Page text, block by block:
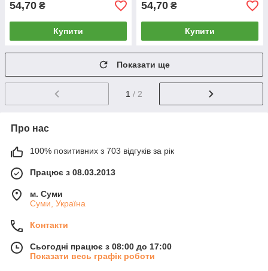
54,70 ₴
Купити
54,70 ₴
Купити
Показати ще
1 / 2
Про нас
100% позитивних з 703 відгуків за рік
Працює з 08.03.2013
м. Суми
Суми, Україна
Контакти
Сьогодні працює з 08:00 до 17:00
Показати весь графік роботи